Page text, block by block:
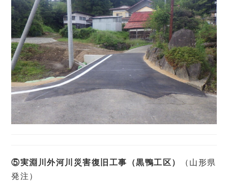
⑤実淵川外河川災害復旧工事（黒鴨工区）
（山形県
発注）